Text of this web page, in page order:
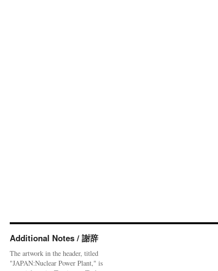
Additional Notes / 謝辞
The artwork in the header, titled
"JAPAN:Nuclear Power Plant," is